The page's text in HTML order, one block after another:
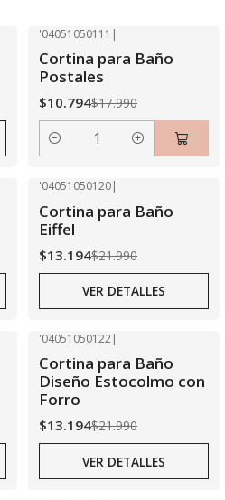
'04051050111 |
Cortina para Baño
Postales
$10.794$17.990
Cantidad
Agotado
'04051050120|
Cortina para Baño
Eiffel
$13.194$21.990
VER DETALLES
Agotado
'04051050122|
Cortina para Baño
Diseño Estocolmo con
Forro
$13.194$21.990
VER DETALLES